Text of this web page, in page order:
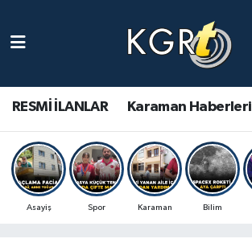
RESMİ İLANLAR Karaman Haberleri
Asayiş Spor Karaman Bilim
Gündem Haberleri
Güncel Haberler
Spor Haberleri